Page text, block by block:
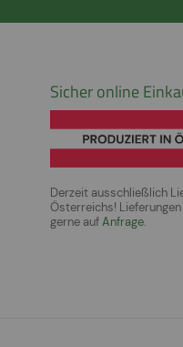
Sicher online
Derzeit ausschließlich
Österreichs!
gerne aufAnfrage.